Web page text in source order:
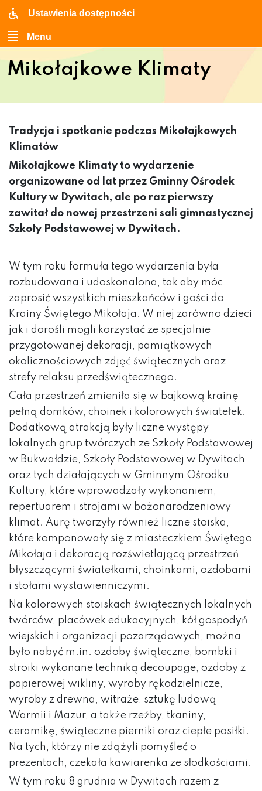
Ustawienia dostępności
Menu
Mikołajkowe Klimaty
Tradycja i spotkanie podczas Mikołajkowych
Klimatów
Mikołajkowe Klimaty to wydarzenie
organizowane od lat przez Gminny Ośrodek
Kultury w Dywitach, ale po raz pierwszy
zawitał do nowej przestrzeni sali gimnastycznej
Szkoły Podstawowej w Dywitach.
W tym roku formuła tego wydarzenia była
rozbudowana i udoskonalona, tak aby móc
zaprosić wszystkich mieszkańców i gości do
Krainy Świętego Mikołaja. W niej zarówno dzieci
jak i dorośli mogli korzystać ze specjalnie
przygotowanej dekoracji, pamiątkowych
okolicznościowych zdjęć świątecznych oraz
strefy relaksu przedświątecznego.
Cała przestrzeń zmieniła się w bajkową krainę
pełną domków, choinek i kolorowych światełek.
Dodatkową atrakcją były liczne występy
lokalnych grup twórczych ze Szkoły Podstawowej
w Bukwałdzie, Szkoły Podstawowej w Dywitach
oraz tych działających w Gminnym Ośrodku
Kultury, które wprowadzały wykonaniem,
repertuarem i strojami w bożonarodzeniowy
klimat. Aurę tworzyły również liczne stoiska,
które komponowały się z miasteczkiem Świętego
Mikołaja i dekoracją rozświetlającą przestrzeń
błyszczącymi światełkami, choinkami, ozdobami
i stołami wystawienniczymi.
Na kolorowych stoiskach świątecznych lokalnych
twórców, placówek edukacyjnych, kół gospodyń
wiejskich i organizacji pozarządowych, można
było nabyć m.in. ozdoby świąteczne, bombki i
stroiki wykonane techniką decoupage, ozdoby z
papierowej wikliny, wyroby rękodzielnicze,
wyroby z drewna, witraże, sztukę ludową
Warmii i Mazur, a także rzeźby, tkaniny,
ceramikę, świąteczne pierniki oraz ciepłe posiłki.
Na tych, którzy nie zdążyli pomyśleć o
prezentach, czekała kawiarenka ze słodkościami.
W tym roku 8 grudnia w Dywitach razem z